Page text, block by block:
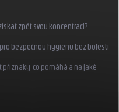
zpět svou koncentraci?
bezpečnou hygienu bez bolesti
příznaky, co pomáhá a na jaké